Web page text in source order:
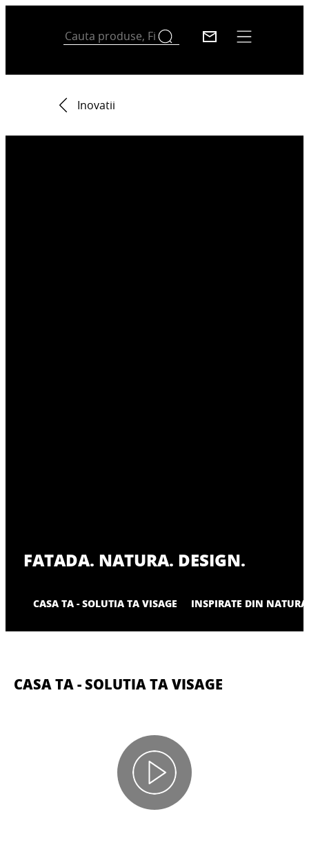
Inovatii
FATADA. NATURA. DESIGN.
CASA TA - SOLUTIA TA VISAGE INSPIRATE DIN NATURA
CASA TA - SOLUTIA TA VISAGE